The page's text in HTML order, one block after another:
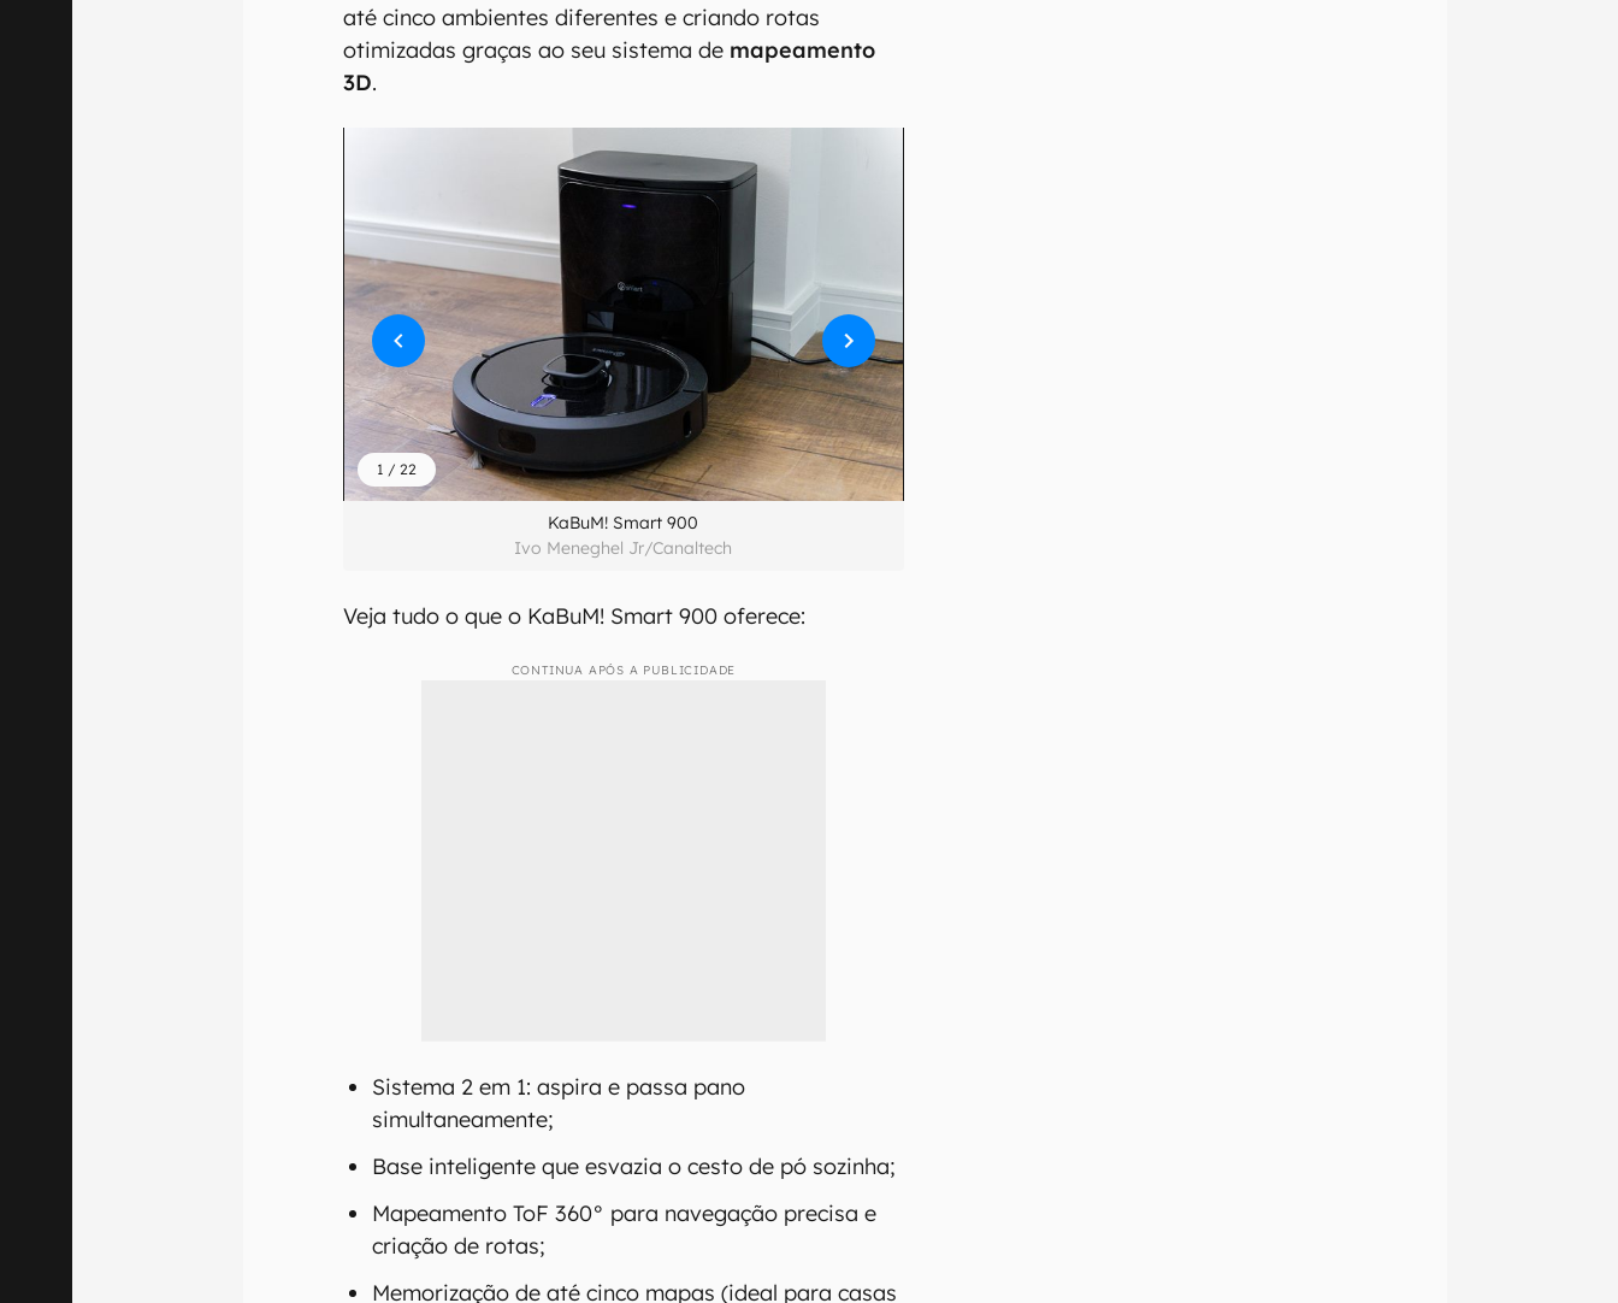
até cinco ambientes diferentes e criando rotas
otimizadas graças ao seu sistema de mapeamento
3D.
1 /22
KaBuM! Smart 900
Ivo Meneghel Jr/Canaltech
Veja tudo o que o KaBuM! Smart 900 oferece:
CONTINUA APÓS A PUBLICIDADE
Sistema 2 em 1: aspira e passa pano
simultaneamente;
Base inteligente que esvazia o cesto de pó sozinha;
Mapeamento ToF 360° para navegação precisa e
criação de rotas;
Memorização de até cinco mapas (ideal para casas